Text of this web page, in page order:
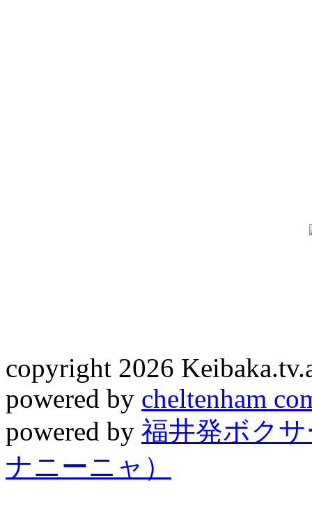
copyright 2026
powered by cheltenham
powered by 福井発ボクサ
ナニーニャ）